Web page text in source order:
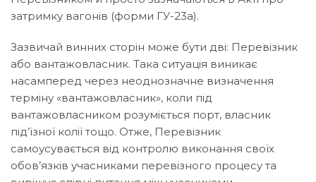
затримку вагонів (форми ГУ-23а).
Зазвичай винних сторін може бути дві: Перевізник
або вантажовласник. Така ситуація виникає
насамперед через неоднозначне визначення
терміну «вантажовласник», коли під
вантажовласником розуміється порт, власник
під’їзної колії тощо. Отже, Перевізник
самоусувається від контролю виконання своїх
обов’язків учасниками перевізного процесу та